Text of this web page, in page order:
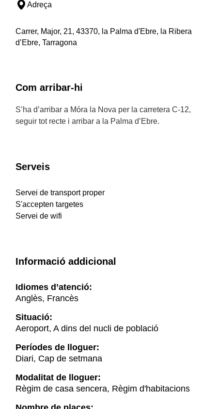
Adreça
Carrer, Major, 21, 43370, la Palma d'Ebre, la Ribera
d’Ebre, Tarragona
Com arribar-hi
S’ha d’arribar a Móra la Nova per la carretera C-12,
seguir tot recte i arribar a la Palma d’Ebre.
Serveis
Servei de transport proper
S'accepten targetes
Servei de wifi
Informació addicional
Idiomes d’atenció:
Anglès, Francès
Situació:
Aeroport, A dins del nucli de població
Períodes de lloguer:
Diari, Cap de setmana
Modalitat de lloguer:
Règim de casa sencera, Règim d'habitacions